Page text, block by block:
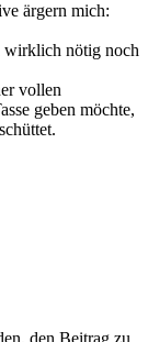
ärgern mich:
wirklich nötig noch
vollen
geben möchte,
den Beitrag zu